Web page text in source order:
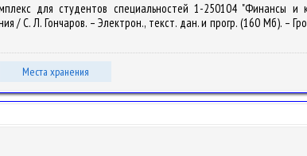
для студентов специальностей 1-250104 "Финансы
/ С. Л. Гончаров. – Электрон., текст. дан. и прогр. (160 Мб). –
Места хранения